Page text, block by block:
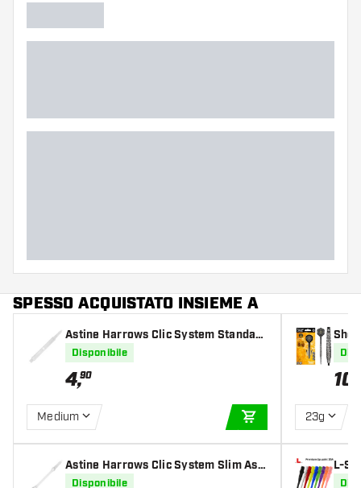
Zona di presa del barrel
Lunghezza del barrel (MM)
SPESSO ACQUISTATO INSIEME A
Astine Harrows Clic System Standard
Astiness Clear
Disponibile
4,90
Medium
AGGIUNGI AL
Astine Harrows Clic System Slim Asti
ness Clear
Disponibile
Shot
e
23g
L-